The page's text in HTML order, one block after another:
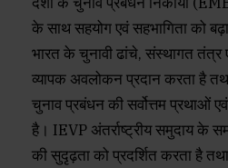
के साथ सहयोग एवं सहभागिता को
भारत के चुनावी ढांचे, संस्थागत तंत्र
व्यापक अवलोकन प्रदान करता है
चुनाव प्रबंधन की सर्वोत्तम प्रथाओं
है। IEVP अंतर्राष्ट्रीय समुदाय के
की सुदृढ़ता को प्रदर्शित करता है